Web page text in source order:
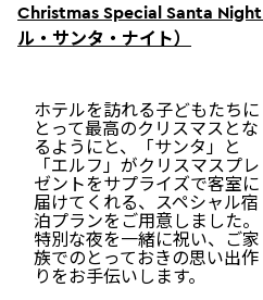
Christmas Special Santa Night
ル・サンタ・ナイト）
ホテルを訪れる子どもたちに
とって最高のクリスマスとな
るようにと、「サンタ」と
「エルフ」がクリスマスプレ
ゼントをサプライズで客室に
届けてくれる、スペシャル宿
泊プランをご用意しました。
特別な夜を一緒に祝い、ご家
族でのとっておきの思い出作
りをお手伝いします。